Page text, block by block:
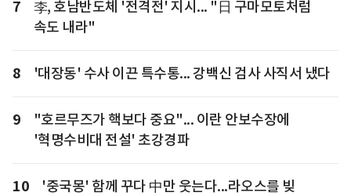
7
李, 호남반도체 '전격전' 지시... "日 구마모토처럼
속도 내라"
8 '대장동' 수사 이끈 특수통... 강백신 검사 사직서 냈다
9
"호르무즈가 핵보다 중요"... 이란 안보수장에
'혁명수비대 전설' 초강경파
10
'중국몽' 함께 꾸다 中만 웃는다...라오스를 빚